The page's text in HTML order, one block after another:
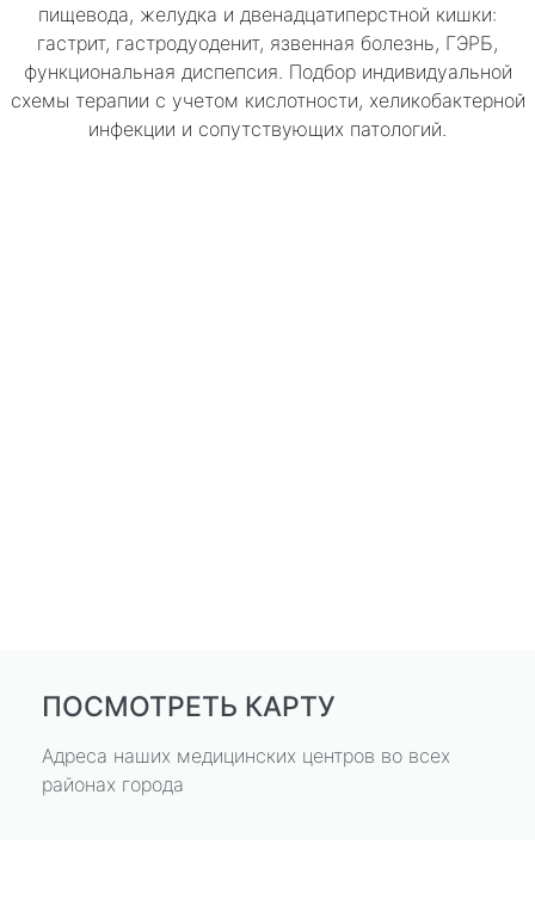
пищевода, желудка и двенадцатиперстной кишки:
гастрит, гастродуоденит, язвенная болезнь, ГЭРБ,
функциональная диспепсия. Подбор индивидуальной
схемы терапии с учетом кислотности, хеликобактерной
инфекции и сопутствующих патологий.
ПОСМОТРЕТЬ КАРТУ
Адреса наших медицинских центров во всех
районах города